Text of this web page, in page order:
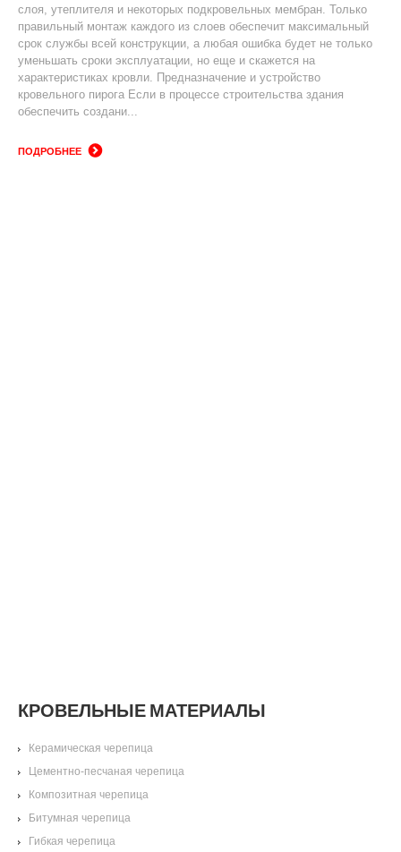
слоя, утеплителя и некоторых подкровельных мембран. Только
правильный монтаж каждого из слоев обеспечит максимальный
срок службы всей конструкции, а любая ошибка будет не только
уменьшать сроки эксплуатации, но еще и скажется на
характеристиках кровли. Предназначение и устройство
кровельного пирога Если в процессе строительства здания
обеспечить создани...
ПОДРОБНЕЕ
КРОВЕЛЬНЫЕ МАТЕРИАЛЫ
Керамическая черепица
Цементно-песчаная черепица
Композитная черепица
Битумная черепица
Гибкая черепица